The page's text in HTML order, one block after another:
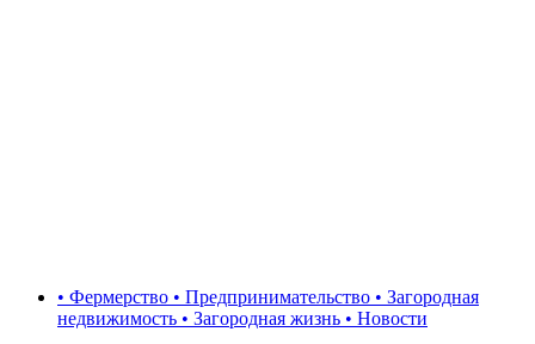
• Фермерство • Предпринимательство • Загородная
недвижимость • Загородная жизнь • Новости